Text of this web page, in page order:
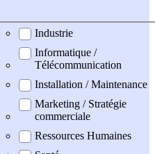
Industrie
Informatique /
Télécommunication
Installation / Maintenance
Marketing / Stratégie
commerciale
Ressources Humaines